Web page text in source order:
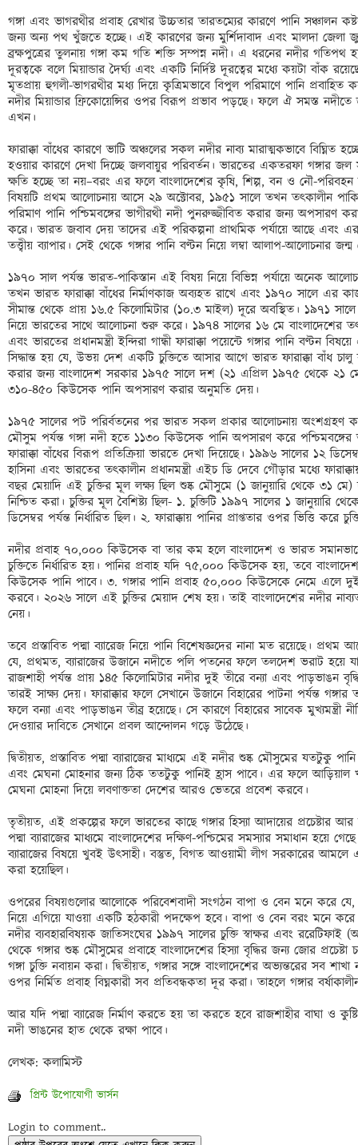
গঙ্গা এবং ভাগরথীর প্রবাহ রেখার উচ্চতার তারতম্যের কারণে পানি সঞ্চালন
জন্য অন্য পথ খুঁজতে হচ্ছে। এই কারণের জন্য মুর্শিদাবাদ এবং মালদা জেলা
ব্রক্ষপুত্রের তুলনায় গঙ্গা কম গতি শক্তি সম্পন্ন নদী। এ ধরনের নদীর
দূরত্বকে বলে মিয়ান্ডার দৈর্ঘ্য এবং একটি নির্দিষ্ট দূরত্বের মধ্যে কয়টা বাঁক
মৃতপ্রায় হুগলী-ভাগরথীর মধ্য দিয়ে কৃত্রিমভাবে বিপুল পরিমাণে পানি
নদীর মিয়ান্ডার ফ্রিকোয়েন্সির ওপর বিরূপ প্রভাব পড়ছে। ফলে ঐ সমস্ত নদীতে
এখন।
ফারাক্কা বাঁধের কারণে ভাটি অঞ্চলের সকল নদীর নাব্য মারাত্মকভাবে বিঘ্নিত
হওয়ার কারণে দেখা দিচ্ছে জলবায়ুর পরিবর্তন। ভারতের একতরফা গঙ্গার জল
ক্ষতি হচ্ছে তা নয়–বরং এর ফলে বাংলাদেশের কৃষি, শিল্প, বন ও নৌ-পরিবহন
বিষয়টি প্রথম আলোচনায় আসে ২৯ অক্টোবর, ১৯৫১ সালে তখন তৎকালীন
পরিমাণ পানি পশ্চিমবঙ্গের ভাগীরথী নদী পুনরুজ্জীবিত করার জন্য অপসারণ
করে। ভারত জবাব দেয় তাদের এই পরিকল্পনা প্রাথমিক পর্যায়ে আছে এবং
তত্ত্বীয় ব্যাপার। সেই থেকে গঙ্গার পানি বণ্টন নিয়ে লম্বা আলাপ-আলোচনার
১৯৭০ সাল পর্যন্ত ভারত-পাকিস্তান এই বিষয় নিয়ে বিভিন্ন পর্যায়ে অনেক
তখন ভারত ফারাক্কা বাঁধের নির্মাণকাজ অব্যহত রাখে এবং ১৯৭০ সালে এর
সীমান্ত থেকে প্রায় ১৬.৫ কিলোমিটার (১০.৩ মাইল) দূরে অবস্থিত। ১৯৭১
নিয়ে ভারতের সাথে আলোচনা শুরু করে। ১৯৭৪ সালের ১৬ মে বাংলাদেশের
এবং ভারতের প্রধানমন্ত্রী ইন্দিরা গান্ধী ফারাক্কা পয়েন্টে গঙ্গার পানি বণ্টন
সিদ্ধান্ত হয় যে, উভয় দেশ একটি চুক্তিতে আসার আগে ভারত ফারাক্কা বাঁধ
করার জন্য বাংলাদেশ সরকার ১৯৭৫ সালে দশ (২১ এপ্রিল ১৯৭৫ থেকে ২১
৩১০-৪৫০ কিউসেক পানি অপসারণ করার অনুমতি দেয়।
১৯৭৫ সালের পট পরির্বতনের পর ভারত সকল প্রকার আলোচনায় অংশগ্রহণ
মৌসুম পর্যন্ত গঙ্গা নদী হতে ১১৩০ কিউসেক পানি অপসারণ করে পশ্চিমবঙ্গের
ফারাক্কা বাঁধের বিরূপ প্রতিক্রিয়া ভারতে দেখা দিয়েছে। ১৯৯৬ সালের ১২
হাসিনা এবং ভারতের তৎকালীন প্রধানমন্ত্রী এইচ ডি দেবে গৌড়ার মধ্যে
বছর মেয়াদি এই চুক্তির মূল লক্ষ্য ছিল শুষ্ক মৌসুমে (১ জানুয়ারি থেকে ৩১ মে)
নিশ্চিত করা। চুক্তির মূল বৈশিষ্ট্য ছিল- ১. চুক্তিটি ১৯৯৭ সালের ১ জানুয়ারি
ডিসেম্বর পর্যন্ত নির্ধারিত ছিল। ২. ফারাক্কায় পানির প্রাপ্ততার ওপর ভিত্তি করে
নদীর প্রবাহ ৭০,০০০ কিউসেক বা তার কম হলে বাংলাদেশ ও ভারত
চুক্তিতে নির্ধারিত হয়। পানির প্রবাহ যদি ৭৫,০০০ কিউসেক হয়, তবে
কিউসেক পানি পাবে। ৩. গঙ্গার পানি প্রবাহ ৫০,০০০ কিউসেকে নেমে এলে
করবে। ২০২৬ সালে এই চুক্তির মেয়াদ শেষ হয়। তাই বাংলাদেশের নদীর
নেয়।
তবে প্রস্তাবিত পদ্মা ব্যারেজ নিয়ে পানি বিশেষজ্ঞদের নানা মত রয়েছে।
যে, প্রথমত, ব্যারাজের উজানে নদীতে পলি পতনের ফলে তলদেশ ভরাট হয়ে
রাজশাহী পর্যন্ত প্রায় ১৪৫ কিলোমিটার নদীর দুই তীরে বন্যা এবং পাড়ভাঙন
তারই সাক্ষ্য দেয়। ফারাক্কার ফলে সেখানে উজানে বিহারের পাটনা পর্যন্ত
ফলে বন্যা এবং পাড়ভাঙন তীব্র হয়েছে। সে কারণে বিহারের সাবেক মুখ্যমন্ত্রী
দেওয়ার দাবিতে সেখানে প্রবল আন্দোলন গড়ে উঠেছে।
দ্বিতীয়ত, প্রস্তাবিত পদ্মা ব্যারাজের মাধ্যমে এই নদীর শুষ্ক মৌসুমের যতটুকু
এবং মেঘনা মোহনার জন্য ঠিক ততটুকু পানিই হ্রাস পাবে। এর ফলে আড়িয়াল
মেঘনা মোহনা দিয়ে লবণাক্ততা দেশের আরও ভেতরে প্রবেশ করবে।
তৃতীয়ত, এই প্রকল্পের ফলে ভারতের কাছে গঙ্গার হিস্যা আদায়ের প্রচেষ্টার
পদ্মা ব্যারাজের মাধ্যমে বাংলাদেশের দক্ষিণ-পশ্চিমের সমস্যার সমাধান হয়ে
ব্যারাজের বিষয়ে খুবই উৎসাহী। বস্তুত, বিগত আওয়ামী লীগ সরকারের আমলে
করা হয়েছিল।
ওপরের বিষয়গুলোর আলোকে পরিবেশবাদী সংগঠন বাপা ও বেন মনে করে যে,
নিয়ে এগিয়ে যাওয়া একটি হঠকারী পদক্ষেপ হবে। বাপা ও বেন বরং মনে
নদীর ব্যবহারবিষয়ক জাতিসংঘের ১৯৯৭ সালের চুক্তি স্বাক্ষর এবং ররেটিফাই
থেকে গঙ্গার শুষ্ক মৌসুমের প্রবাহে বাংলাদেশের হিস্যা বৃদ্ধির জন্য জোর
গঙ্গা চুক্তি নবায়ন করা। দ্বিতীয়ত, গঙ্গার সঙ্গে বাংলাদেশের অভ্যন্তরের সব
ওপর নির্মিত প্রবাহ বিঘ্নকারী সব প্রতিবন্ধকতা দূর করা। তাহলে গঙ্গার
আর যদি পদ্মা ব্যারেজ নির্মাণ করতে হয় তা করতে হবে রাজশাহীর বাঘা ও
নদী ভাঙনের হাত থেকে রক্ষা পাবে।
প্রিন্ট উপোযোগী ভার্সন
Login to comment..